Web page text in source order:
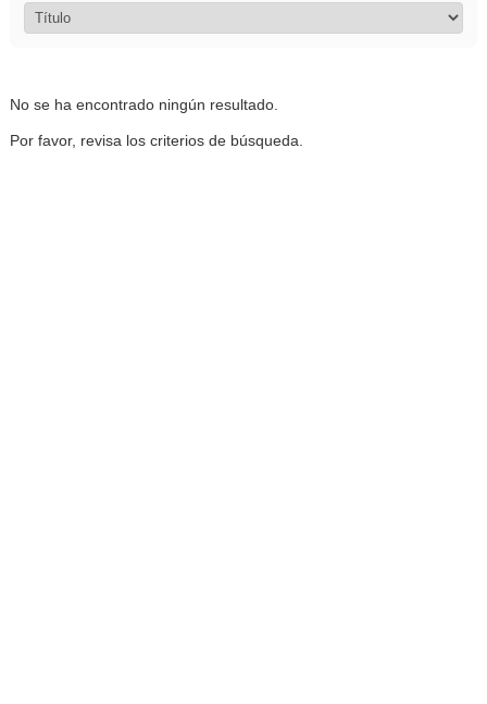
No se ha encontrado ningún resultado.
Por favor, revisa los criterios de búsqueda.